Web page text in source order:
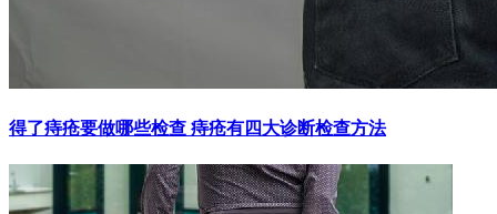
得了痔疮要做哪些检查 痔疮有四大诊断检查方法